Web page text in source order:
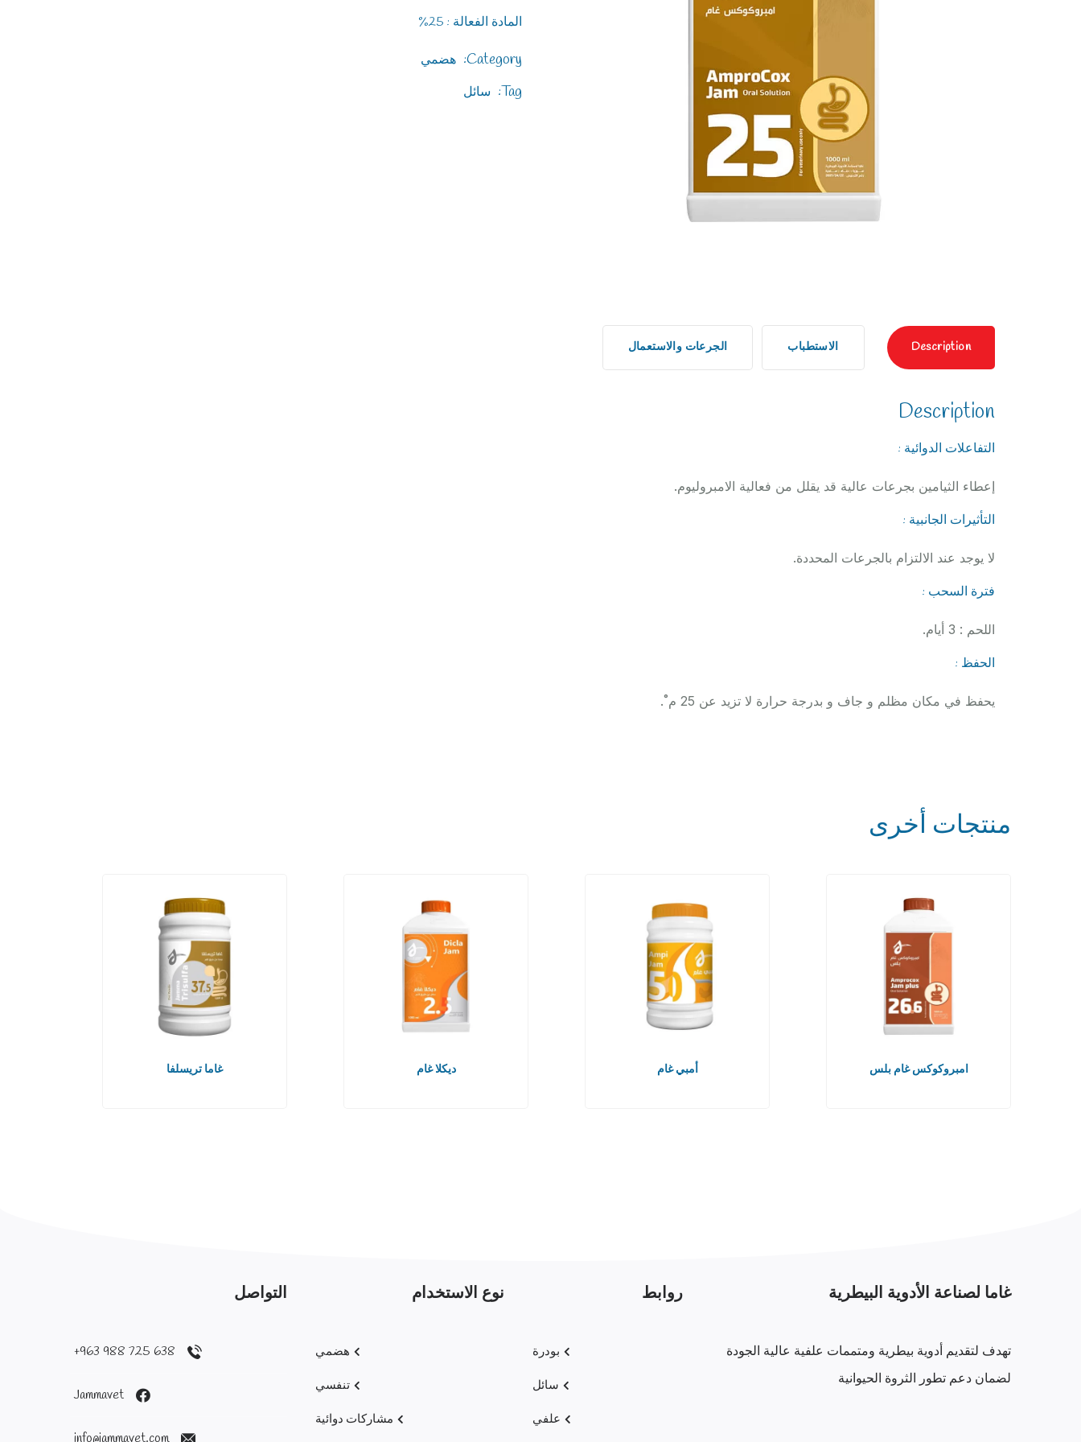
المادة الفعالة : 25%
Category: هضمي
Tag: سائل
Description الاستطباب الجرعات والاستعمال
Description
التفاعلات الدوائية :
إعطاء الثيامين بجرعات عالية قد يقلل من فعالية الامبروليوم.
التأثيرات الجانبية :
لا يوجد عند الالتزام بالجرعات المحددة.
فترة السحب :
اللحم : 3 أيام.
الحفظ :
يحفظ في مكان مظلم و جاف و بدرجة حرارة لا تزيد عن 25 م˚.
منتجات أخرى
امبروكوكس غام بلس أمبي غام ديكلا غام غاما تريسلفا
غاما لصناعة الأدوية البيطرية
تهدف لتقديم أدوية بيطرية ومتممات علفية عالية الجودة
لضمان دعم تطور الثروة الحيوانية
روابط
بودرة
سائل
علفي
نوع الاستخدام
هضمي
تنفسي
مشاركات دوائية
التواصل
638 725 988 963+
Jammavet
info@jammavet.com